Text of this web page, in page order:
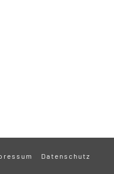
Datenschutz